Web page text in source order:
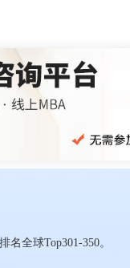
全球Top301-350。